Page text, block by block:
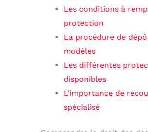
Les conditions à
protection
La procédure de
modèles
Les différentes
disponibles
L’importance de
spécialisé